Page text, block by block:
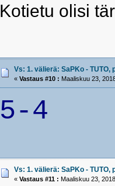
Kotietu olisi
Vs: 1. välierä: SaPKo - TUTO,
«Vastaus #10 : Maaliskuu 23,
5-4
Vs: 1. välierä: SaPKo - TUTO,
«Vastaus #11 : Maaliskuu 23,